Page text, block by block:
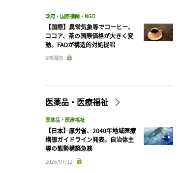
政府・国際機関・NGO
【国際】異常気象等でコーヒー、
ココア、茶の国際価格が大きく変
動。FAOが構造的対処提唱
6時間前
医薬品・医療福祉
医薬品・医療福祉
【日本】厚労省、2040年地域医療
構想ガイドライン発表。自治体主
導の態勢構築急務
2026/07/12